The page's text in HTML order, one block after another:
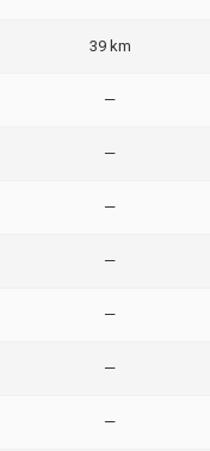
39 km
—
—
—
—
—
—
—